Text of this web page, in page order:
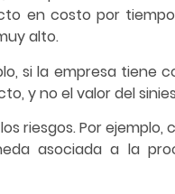
en costo por
alto.
si la empresa tiene
y no el valor del
riesgos. Por
asociada a la